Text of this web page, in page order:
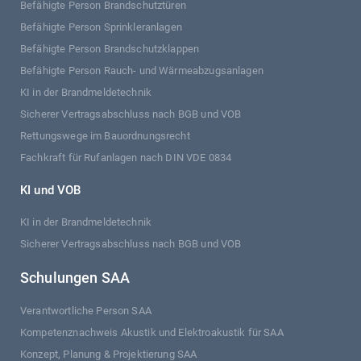
Befähigte Person Brandschutztüren
Befähigte Person Sprinkleranlagen
Befähigte Person Brandschutzklappen
Befähigte Person Rauch- und Wärmeabzugsanlagen
KI in der Brandmeldetechnik
Sicherer Vertragsabschluss nach BGB und VOB
Rettungswege im Bauordnungsrecht
Fachkraft für Rufanlagen nach DIN VDE 0834
KI und VOB
KI in der Brandmeldetechnik
Sicherer Vertragsabschluss nach BGB und VOB
Schulungen SAA
Verantwortliche Person SAA
Kompetenznachweis Akustik und Elektroakustik für SAA
Konzept, Planung & Projektierung SAA